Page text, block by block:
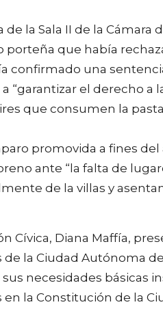
la Sala II de la Cámara
porteña que había
confirmado una
“garantizar el derecho a
que consumen la
promovida a fines del
ante “la falta de
de la villas y
Cívica, Diana Maffía,
la Ciudad Autónoma
necesidades básicas
la Constitución de la